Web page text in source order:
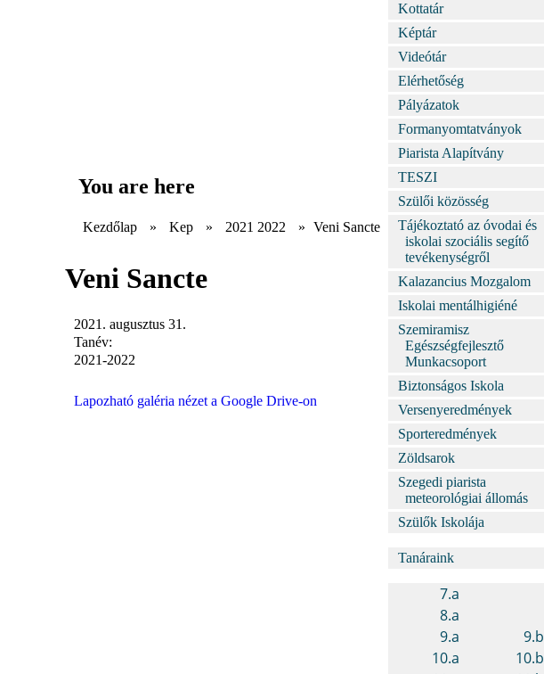
You are here
Kezdőlap » Kep » 2021 2022 » Veni Sancte
Veni Sancte
2021. augusztus 31.
Tanév:
2021-2022
Lapozható galéria nézet a Google Drive-on
Kottatár
Képtár
Videótár
Elérhetőség
Pályázatok
Formanyomtatványok
Piarista Alapítvány
TESZI
Szülői közösség
Tájékoztató az óvodai és
iskolai szociális segítő
tevékenységről
Kalazancius Mozgalom
Iskolai mentálhigiéné
Szemiramisz
Egészségfejlesztő
Munkacsoport
Biztonságos Iskola
Versenyeredmények
Sporteredmények
Zöldsarok
Szegedi piarista
meteorológiai állomás
Szülők Iskolája
Tanáraink